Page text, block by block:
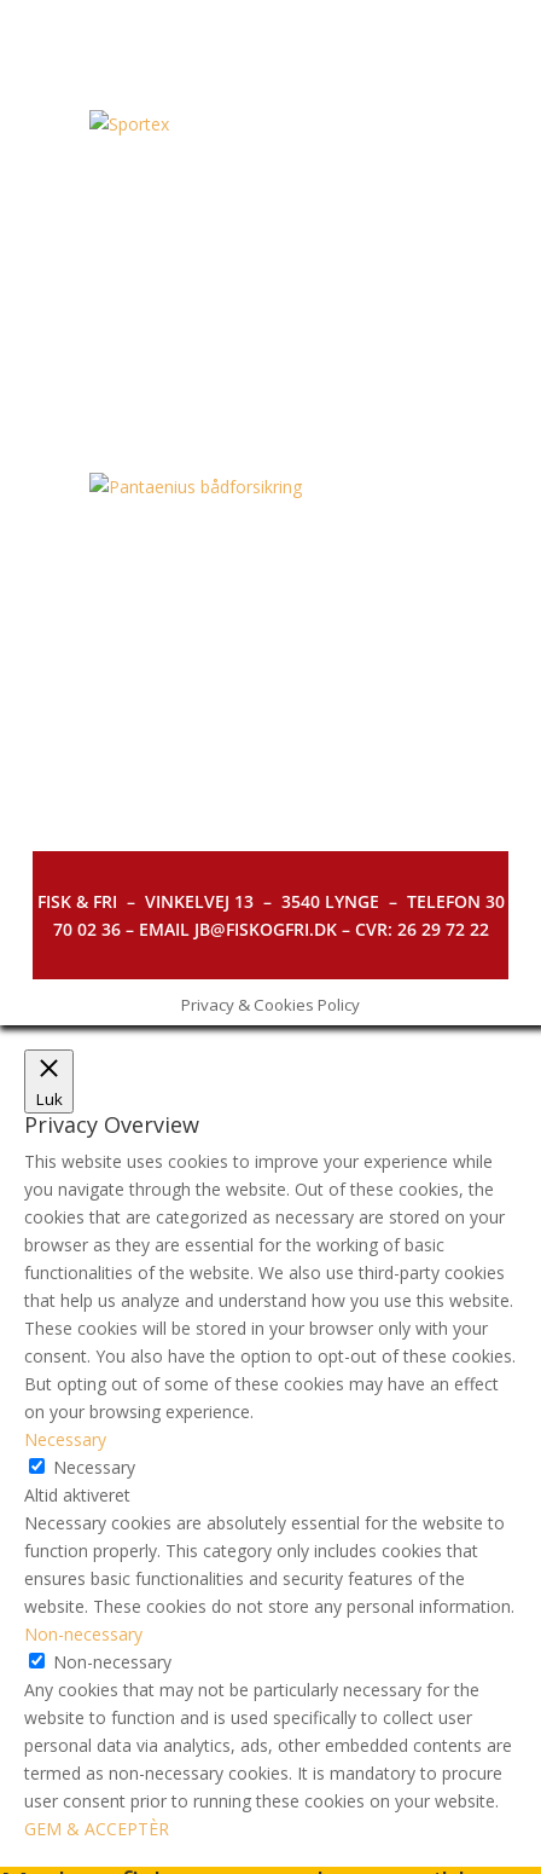
FISK & FRI – VINKELVEJ 13 – 3540 LYNGE – TELEFON 30
70 02 36 – EMAIL JB@FISKOGFRI.DK – CVR: 26 29 72 22
Privacy & Cookies Policy
Luk
Privacy Overview
This website uses cookies to improve your experience while
you navigate through the website. Out of these cookies, the
cookies that are categorized as necessary are stored on your
browser as they are essential for the working of basic
functionalities of the website. We also use third-party cookies
that help us analyze and understand how you use this website.
These cookies will be stored in your browser only with your
consent. You also have the option to opt-out of these cookies.
But opting out of some of these cookies may have an effect
on your browsing experience.
Necessary
Necessary
Altid aktiveret
Necessary cookies are absolutely essential for the website to
function properly. This category only includes cookies that
ensures basic functionalities and security features of the
website. These cookies do not store any personal information.
Non-necessary
Non-necessary
Any cookies that may not be particularly necessary for the
website to function and is used specifically to collect user
personal data via analytics, ads, other embedded contents are
termed as non-necessary cookies. It is mandatory to procure
user consent prior to running these cookies on your website.
GEM & ACCEPTÈR